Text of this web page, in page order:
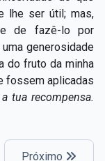
espíritas ▸
lhe ser útil; mas,
de fazê-lo por
generosidade
do fruto da minha
fossem aplicadas
tua recompensa.
Próximo